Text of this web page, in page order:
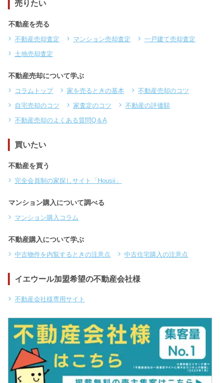
売りたい
不動産を売る
不動産売却査定 マンション売却査定
一戸建て売却査定
土地売却査定
不動産売却について学ぶ
コラムトップ 家を売るときの基本
不動産売却のコツ
自宅売却のコツ
家査定のコツ
不動産の評価額
不動産売却のよくある質問Q＆A
買いたい
不動産を買う
完全会員制の家探しサイト「Housii」
マンション購入について調べる
マンション購入コラム
不動産購入について学ぶ
中古物件を内覧するときの注意点 中古住宅購入の注意点
イエウール加盟希望の不動産会社様
不動産会社様専用サイト